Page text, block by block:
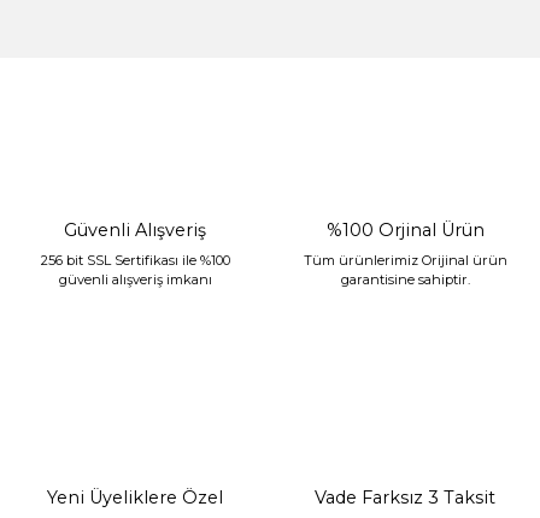
Güvenli Alışveriş
256 bit SSL Sertifikası ile %100
güvenli alışveriş imkanı
%100 Orjinal Ürün
Tüm ürünlerimiz Orijinal ürün
garantisine sahiptir.
Yeni Üyeliklere Özel Vade Farksız 3 Taksit